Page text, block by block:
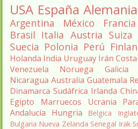
USA España Alemania
Argentina México Francia
Brasil Italia Austria Suiza
Suecia Polonia Perú
Holanda India Uruguay Irán Costa
Venezuela
Noruega Galicia
Nicaragua Australia Guatemala
Dinamarca Sudáfrica Irlanda
Egipto
Marruecos Ucrania
Andalucía
Hungria Belgica
Bulgaria Nueva Zelanda Senegal Irak